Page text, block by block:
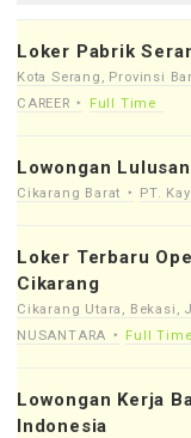
Loker Pabrik
Kota Serang, Provinsi
CAREER
Full Time
Lowongan
Cikarang Barat PT.
Loker Terbaru
Cikarang
Cikarang Utara, Bekasi,
NUSANTARA
Full Time
Lowongan Kerja
Indonesia